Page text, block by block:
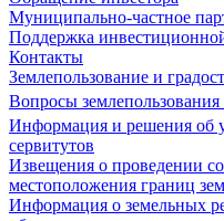
Муниципально-частное
Поддержка
Контакты
Землепользование и
Вопросы
Информация и решения об
сервитутов
Извещения о проведении
местоположения границ
Информация о земельных